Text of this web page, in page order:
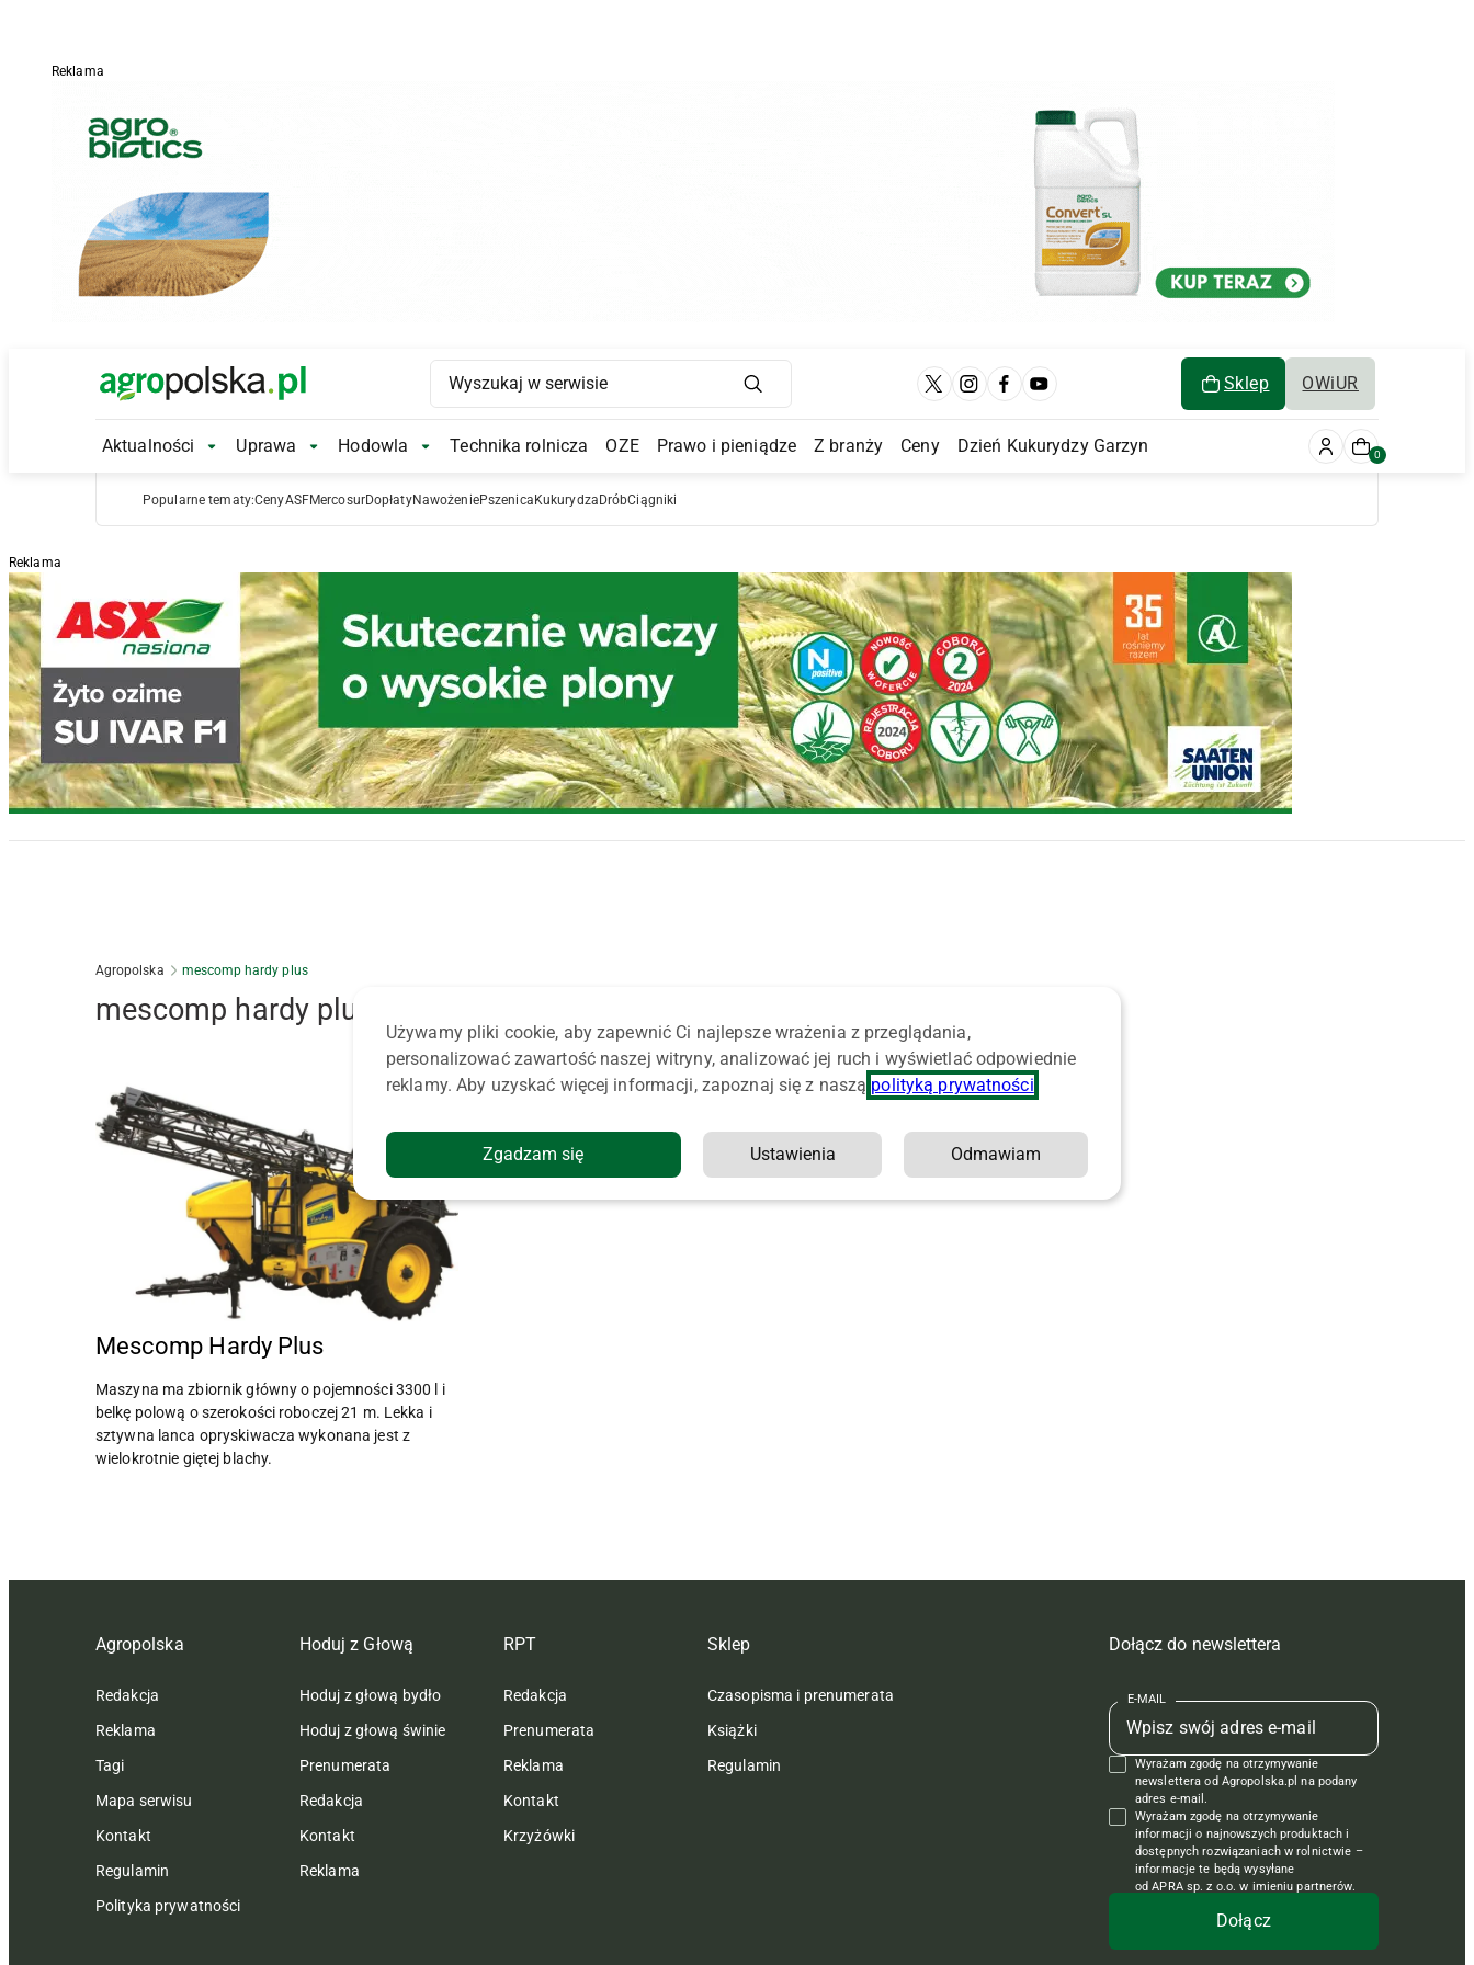
Reklama
Main Logo Sklep OWiUR
Main Navigation
Aktualności Aktualności Submenu
Uprawa Uprawa Submenu
Hodowla Hodowla Submenu
Technika rolnicza OZE Prawo i pieniądze Z branży Ceny Dzień Kukurydzy Garzyn 0
Popularne tematy:CenyASFMercosurDopłatyNawożeniePszenica Kukurydza DróbCiągniki
Reklama
Agropolska mescomp hardy plus
mescomp hardy plus
Mescomp Hardy Plus
Maszyna ma zbiornik główny o pojemności 3300 l i
belkę polową o szerokości roboczej 21 m. Lekka i
sztywna lanca opryskiwacza wykonana jest z
wielokrotnie giętej blachy.
Agropolska
Redakcja
Reklama
Tagi
Mapa serwisu
Kontakt
Regulamin
Polityka prywatności
Hoduj z Głową
Hoduj z głową bydło
Hoduj z głową świnie
Prenumerata
Redakcja
Kontakt
Reklama
RPT
Redakcja
Prenumerata
Reklama
Kontakt
Krzyżówki
Sklep
Czasopisma i prenumerata
Książki
Regulamin
Dołącz do newslettera
E-MAIL
Wyrażam zgodę na otrzymywanie
newslettera od Agropolska.pl na podany
adres e-mail.
Wyrażam zgodę na otrzymywanie
informacji o najnowszych produktach i
dostępnych rozwiązaniach w rolnictwie –
informacje te będą wysyłane
od APRA sp. z o.o. w imieniu partnerów.
Używamy pliki cookie, aby zapewnić Ci najlepsze wrażenia z przeglądania,
personalizować zawartość naszej witryny, analizować jej ruch i wyświetlać odpowiednie
reklamy. Aby uzyskać więcej informacji, zapoznaj się z naszą polityką prywatności
Zgadzam się Ustawienia Odmawiam